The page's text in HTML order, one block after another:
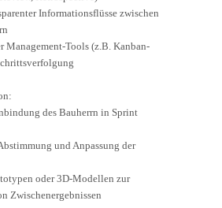
Informationsflüsse zwischen
Management-Tools (z.B. Kanban-
des Bauherrn in Sprint
und Anpassung der
oder 3D-Modellen zur
Zwischenergebnissen